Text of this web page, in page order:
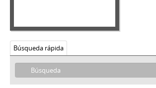
Búsqueda rápida
00032 - La Emoción Quieta
00034 - Escoba Nueva En